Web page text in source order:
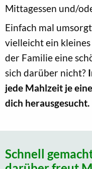
Mittagessen und/
Einfach mal
vielleicht ein
der Familie eine
sich darüber nicht?
jede Mahlzeit je
dich herausgesucht.
Schnell